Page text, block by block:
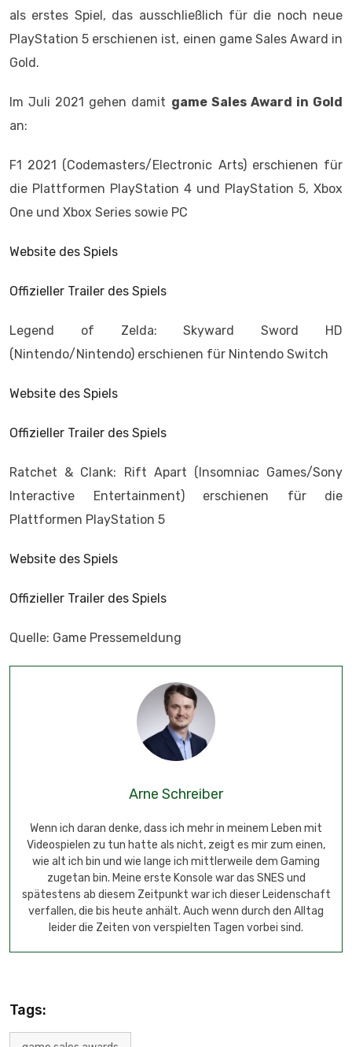
als erstes Spiel, das ausschließlich für die noch neue
PlayStation 5 erschienen ist, einen game Sales Award in
Gold.
Im Juli 2021 gehen damit game Sales Award in Gold
an:
F1 2021 (Codemasters/Electronic Arts) erschienen für
die Plattformen PlayStation 4 und PlayStation 5, Xbox
One und Xbox Series sowie PC
Website des Spiels
Offizieller Trailer des Spiels
Legend of Zelda: Skyward Sword HD
(Nintendo/Nintendo) erschienen für Nintendo Switch
Website des Spiels
Offizieller Trailer des Spiels
Ratchet & Clank: Rift Apart (Insomniac Games/Sony
Interactive Entertainment) erschienen für die
Plattformen PlayStation 5
Website des Spiels
Offizieller Trailer des Spiels
Quelle: Game Pressemeldung
Arne Schreiber
Wenn ich daran denke, dass ich mehr in meinem Leben mit
Videospielen zu tun hatte als nicht, zeigt es mir zum einen,
wie alt ich bin und wie lange ich mittlerweile dem Gaming
zugetan bin. Meine erste Konsole war das SNES und
spätestens ab diesem Zeitpunkt war ich dieser Leidenschaft
verfallen, die bis heute anhält. Auch wenn durch den Alltag
leider die Zeiten von verspielten Tagen vorbei sind.
Tags: